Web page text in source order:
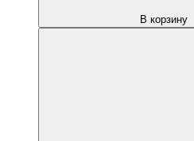
В корзину